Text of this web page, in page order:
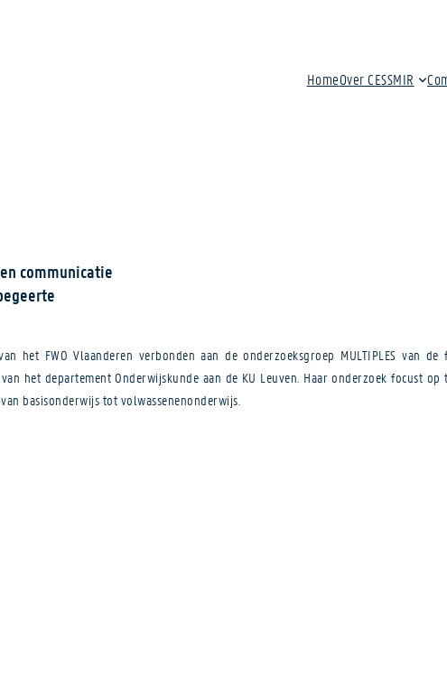
HomeOver CESSMIR
communicatie
het FWO Vlaanderen verbonden aan de onderzoeksgroep MULTIPLES van
het departement Onderwijskunde aan de KU Leuven. Haar onderzoek focust
basisonderwijs tot volwassenenonderwijs.